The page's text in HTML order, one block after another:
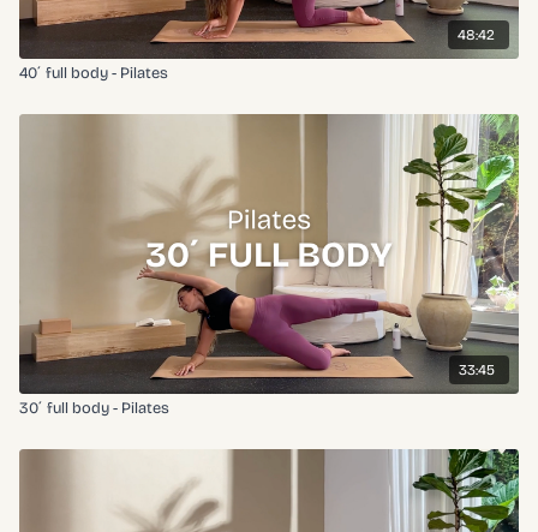
48:42
40´ full body - Pilates
33:45
30´ full body - Pilates